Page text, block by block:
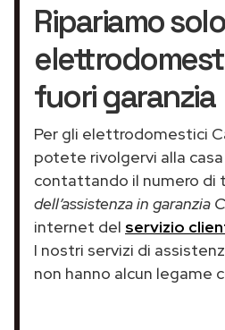
Ripariamo solo
fuori garanzia
Per gli elettrodomestici
potete rivolgervi alla
contattando il numero di
dell’assistenza in garanzia
internet del servizio
I nostri servizi di
non hanno alcun legame